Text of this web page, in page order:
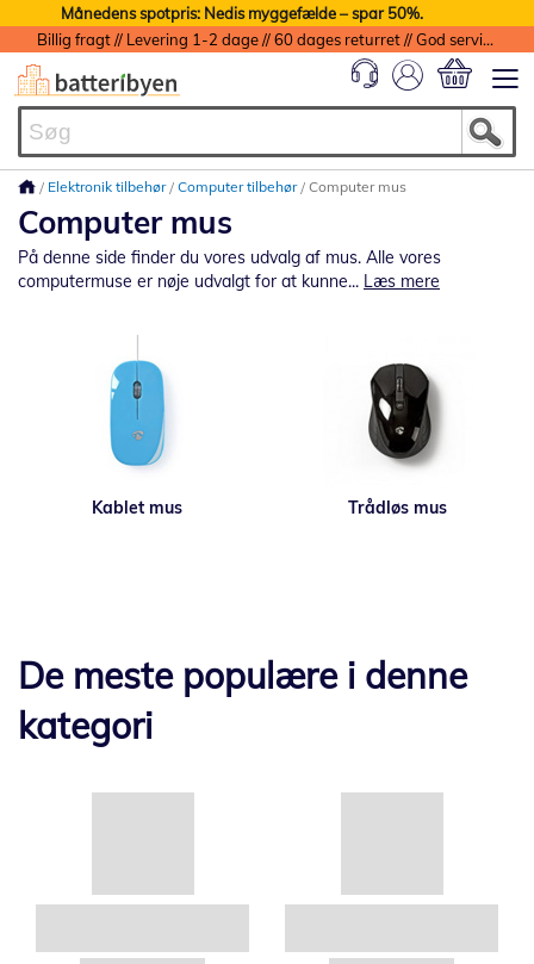
Månedens spotpris: Nedis myggefælde – spar 50%.
Billig fragt // Levering 1-2 dage // 60 dages returret // God service med garanti
Elektronik tilbehør Computer tilbehør Computer mus
Computer mus
På denne side finder du vores udvalg af mus. Alle vores
computermuse er nøje udvalgt for at kunne... Læs mere
Kablet mus Trådløs mus
De meste populære i denne
kategori